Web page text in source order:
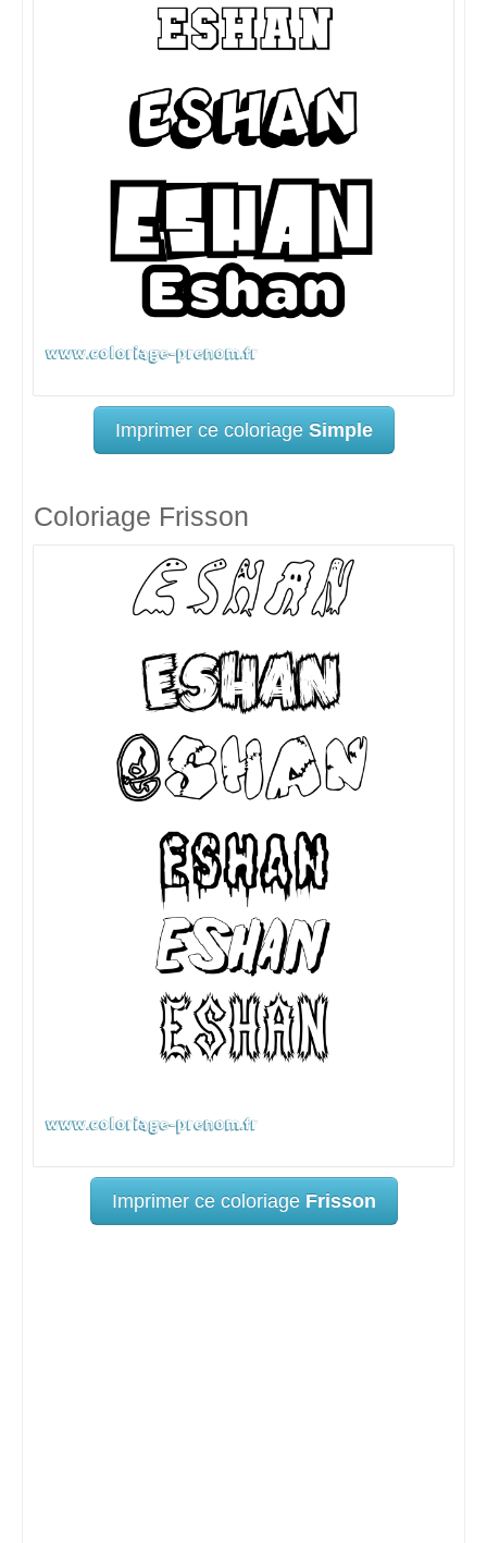
Imprimer ce coloriage Simple
Coloriage Frisson
Imprimer ce coloriage Frisson